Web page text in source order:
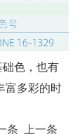
色，也有
富多彩的时
条
上一条